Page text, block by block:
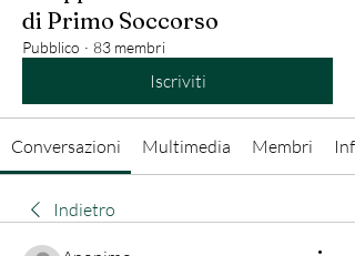
di Primo Soccorso
Pubblico · 83 membri
Iscriviti
Conversazioni Multimedia Membri Info
Indietro